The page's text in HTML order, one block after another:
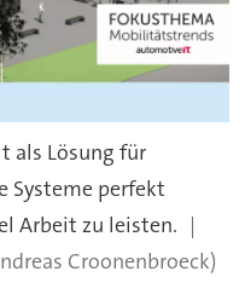
Lösung für
Systeme perfekt
Arbeit zu leisten.
Croonenbroeck)